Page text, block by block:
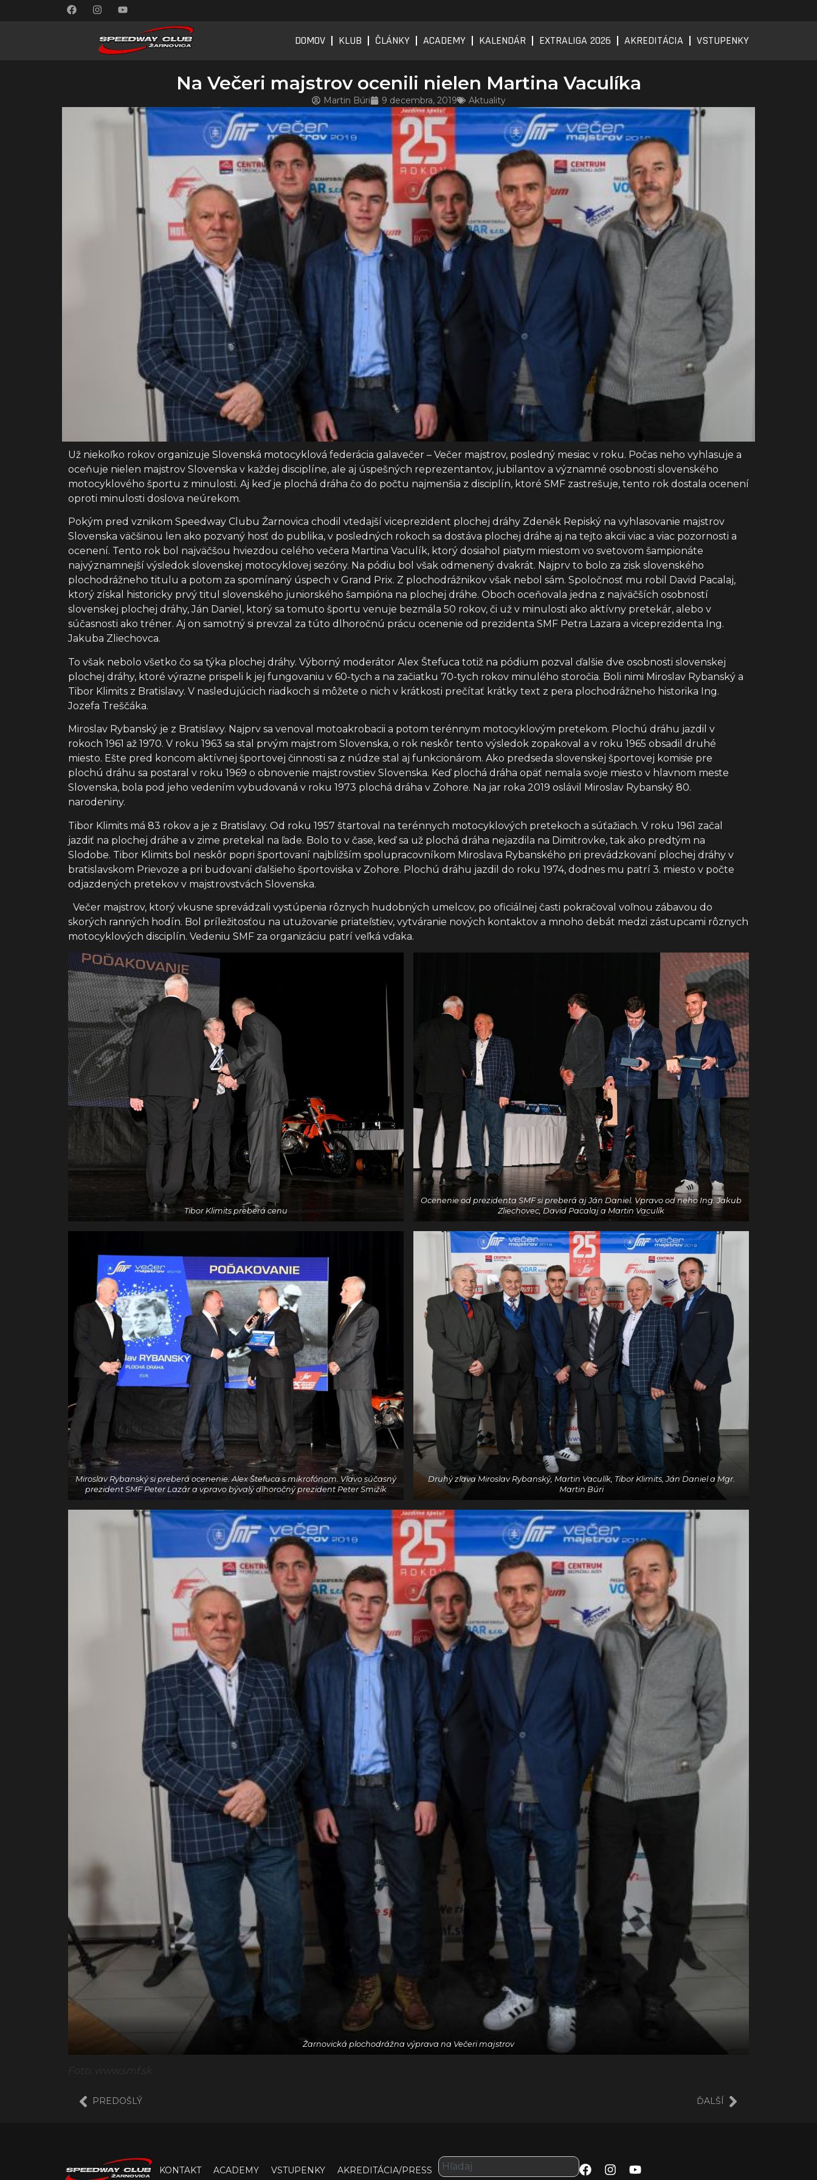
DOMOV KLUB ČLÁNKY ACADEMY KALENDÁR EXTRALIGA 2026 AKREDITÁCIA VSTUPENKY
Na Večeri majstrov ocenili nielen Martina Vaculíka
Martin Búri 9 decembra, 2019 Aktuality
Už niekoľko rokov organizuje Slovenská motocyklová federácia galavečer – Večer majstrov, posledný mesiac v roku. Počas neho vyhlasuje a
oceňuje nielen majstrov Slovenska v každej disciplíne, ale aj úspešných reprezentantov, jubilantov a významné osobnosti slovenského
motocyklového športu z minulosti. Aj keď je plochá dráha čo do počtu najmenšia z disciplín, ktoré SMF zastrešuje, tento rok dostala ocenení
oproti minulosti doslova neúrekom.
Pokým pred vznikom Speedway Clubu Žarnovica chodil vtedajší viceprezident plochej dráhy Zdeněk Repiský na vyhlasovanie majstrov
Slovenska väčšinou len ako pozvaný hosť do publika, v posledných rokoch sa dostáva plochej dráhe aj na tejto akcii viac a viac pozornosti a
ocenení. Tento rok bol najväčšou hviezdou celého večera Martina Vaculík, ktorý dosiahol piatym miestom vo svetovom šampionáte
najvýznamnejší výsledok slovenskej motocyklovej sezóny. Na pódiu bol však odmenený dvakrát. Najprv to bolo za zisk slovenského
plochodrážneho titulu a potom za spomínaný úspech v Grand Prix. Z plochodrážnikov však nebol sám. Spoločnosť mu robil David Pacalaj,
ktorý získal historicky prvý titul slovenského juniorského šampióna na plochej dráhe. Oboch oceňovala jedna z najväčších osobností
slovenskej plochej dráhy, Ján Daniel, ktorý sa tomuto športu venuje bezmála 50 rokov, či už v minulosti ako aktívny pretekár, alebo v
súčasnosti ako tréner. Aj on samotný si prevzal za túto dlhoročnú prácu ocenenie od prezidenta SMF Petra Lazara a viceprezidenta Ing.
Jakuba Zliechovca.
To však nebolo všetko čo sa týka plochej dráhy. Výborný moderátor Alex Štefuca totiž na pódium pozval ďalšie dve osobnosti slovenskej
plochej dráhy, ktoré výrazne prispeli k jej fungovaniu v 60-tych a na začiatku 70-tych rokov minulého storočia. Boli nimi Miroslav Rybanský a
Tibor Klimits z Bratislavy. V nasledujúcich riadkoch si môžete o nich v krátkosti prečítať krátky text z pera plochodrážneho historika Ing.
Jozefa Treščáka.
Miroslav Rybanský je z Bratislavy. Najprv sa venoval motoakrobacii a potom terénnym motocyklovým pretekom. Plochú dráhu jazdil v
rokoch 1961 až 1970. V roku 1963 sa stal prvým majstrom Slovenska, o rok neskôr tento výsledok zopakoval a v roku 1965 obsadil druhé
miesto. Ešte pred koncom aktívnej športovej činnosti sa z núdze stal aj funkcionárom. Ako predseda slovenskej športovej komisie pre
plochú dráhu sa postaral v roku 1969 o obnovenie majstrovstiev Slovenska. Keď plochá dráha opäť nemala svoje miesto v hlavnom meste
Slovenska, bola pod jeho vedením vybudovaná v roku 1973 plochá dráha v Zohore. Na jar roka 2019 oslávil Miroslav Rybanský 80.
narodeniny.
Tibor Klimits má 83 rokov a je z Bratislavy. Od roku 1957 štartoval na terénnych motocyklových pretekoch a súťažiach. V roku 1961 začal
jazdiť na plochej dráhe a v zime pretekal na ľade. Bolo to v čase, keď sa už plochá dráha nejazdila na Dimitrovke, tak ako predtým na
Slodobe. Tibor Klimits bol neskôr popri športovaní najbližším spolupracovníkom Miroslava Rybanského pri prevádzkovaní plochej dráhy v
bratislavskom Prievoze a pri budovaní ďalšieho športoviska v Zohore. Plochú dráhu jazdil do roku 1974, dodnes mu patrí 3. miesto v počte
odjazdených pretekov v majstrovstvách Slovenska.
Večer majstrov, ktorý vkusne sprevádzali vystúpenia rôznych hudobných umelcov, po oficiálnej časti pokračoval voľnou zábavou do
skorých ranných hodín. Bol príležitosťou na utužovanie priateľstiev, vytváranie nových kontaktov a mnoho debát medzi zástupcami rôznych
motocyklových disciplín. Vedeniu SMF za organizáciu patrí veľká vďaka.
Tibor Klimits preberá cenu
Ocenenie od prezidenta SMF si preberá aj Ján Daniel. Vpravo od neho Ing. Jakub
Zliechovec, David Pacalaj a Martin Vaculík
Miroslav Rybanský si preberá ocenenie. Alex Štefuca s mikrofónom. Vľavo súčasný
prezident SMF Peter Lazár a vpravo bývalý dlhoročný prezident Peter Smižík
Druhý zľava Miroslav Rybanský, Martin Vaculík, Tibor Klimits, Ján Daniel a Mgr.
Martin Búri
Žarnovická plochodrážna výprava na Večeri majstrov
Foto: www.smf.sk
PREDOŠLÝ ĎALŠÍ
KONTAKT ACADEMY VSTUPENKY AKREDITÁCIA/PRESS